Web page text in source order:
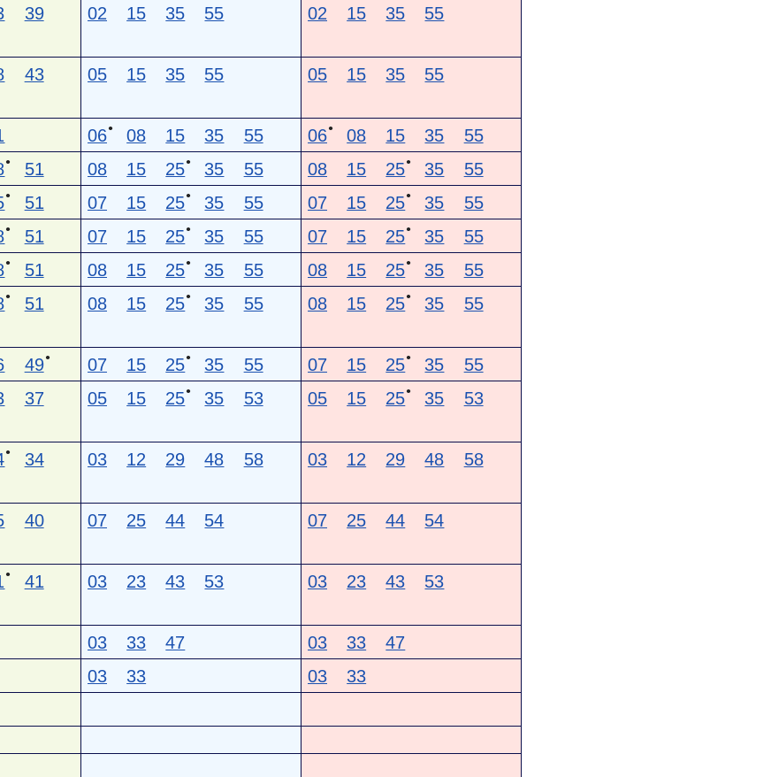
39
02 15 35 55 02 15 35 55
43
05 15 35 55 05 15 35 55
06● 08 15 35 55 06● 08 15 35 55
● 51 08 15 25● 35 55 08 15 25● 35 55
● 51 07 15 25● 35 55 07 15 25● 35 55
● 51 07 15 25● 35 55 07 15 25● 35 55
● 51 08 15 25● 35 55 08 15 25● 35 55
●
51
08 15 25● 35 55 08 15 25● 35 55
49 ● 07 15 25● 35 55 07 15 25● 35 55
37
05 15 25● 35 53 05 15 25● 35 53
●
34
03 12 29 48 58 03 12 29 48 58
40
07 25 44 54 07 25 44 54
●
41
03 23 43 53 03 23 43 53
03 33 47 03 33 47
03 33 03 33